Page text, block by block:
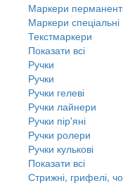
Маркери
Маркери спеціальні
Текстмаркери
Показати всі
Ручки
Ручки
Ручки гелеві
Ручки лайнери
Ручки пір'яні
Ручки ролери
Ручки кулькові
Показати всі
Стрижні, грифелі,